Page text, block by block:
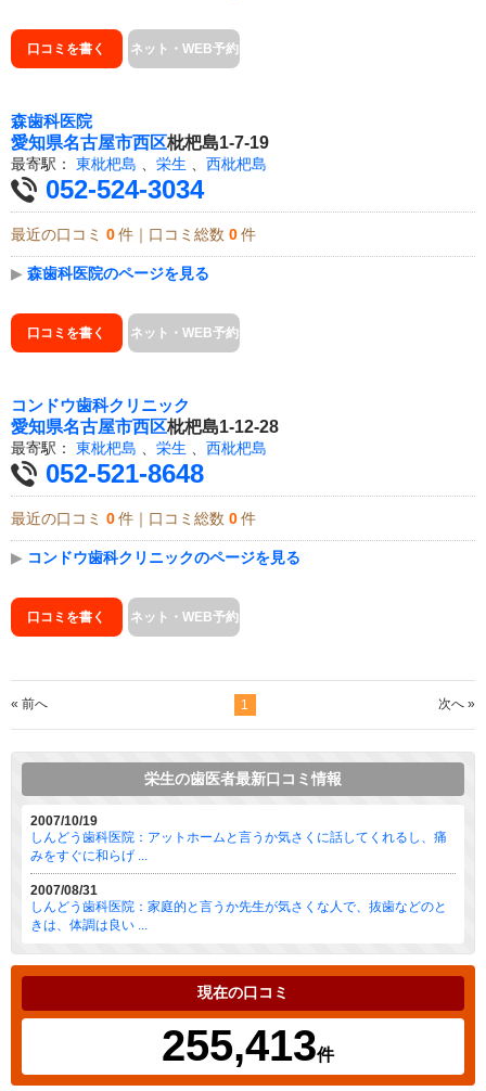
口コミを書く ネット・WEB予約
森歯科医院
愛知県名古屋市西区枇杷島1-7-19
最寄駅： 東枇杷島 、 栄生 、 西枇杷島
052-524-3034
最近の口コミ 0 件｜口コミ総数 0 件
▶ 森歯科医院のページを見る
口コミを書く ネット・WEB予約
コンドウ歯科クリニック
愛知県名古屋市西区枇杷島1-12-28
最寄駅： 東枇杷島 、 栄生 、 西枇杷島
052-521-8648
最近の口コミ 0 件｜口コミ総数 0 件
▶ コンドウ歯科クリニックのページを見る
口コミを書く ネット・WEB予約
« 前へ 1 次へ »
栄生の歯医者最新口コミ情報
2007/10/19
しんどう歯科医院：アットホームと言うか気さくに話してくれるし、痛
みをすぐに和らげ ...
2007/08/31
しんどう歯科医院：家庭的と言うか先生が気さくな人で、抜歯などのと
きは、体調は良い ...
現在の口コミ
255,413件